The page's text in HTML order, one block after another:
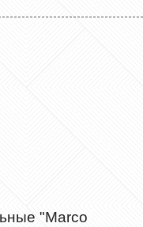
"Marco